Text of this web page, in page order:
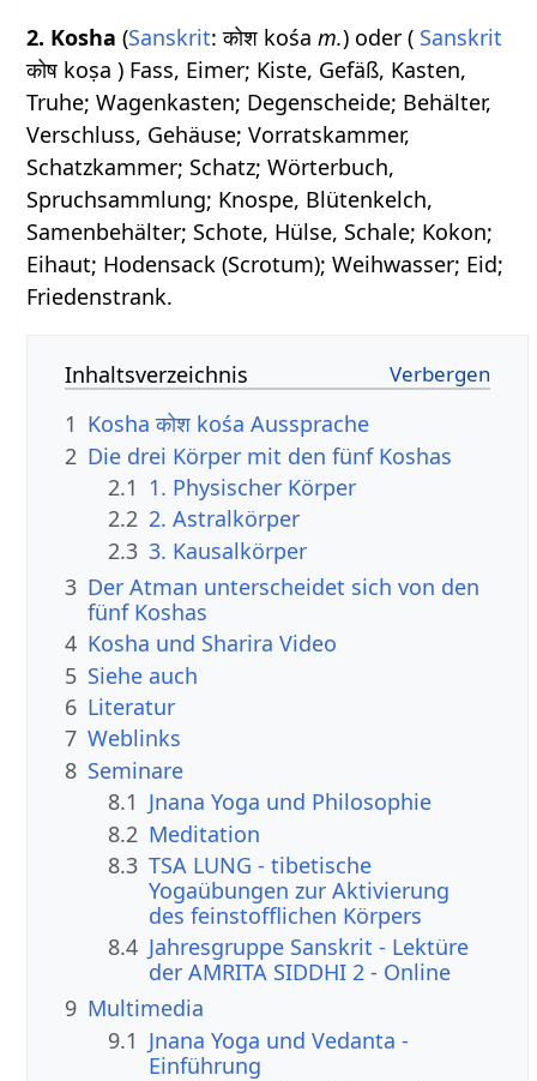
2. Kosha (Sanskrit: कोश kośam.) oder ( Sanskrit
कोष koṣa ) Fass, Eimer; Kiste, Gefäß, Kasten,
Truhe; Wagenkasten; Degenscheide; Behälter,
Verschluss, Gehäuse; Vorratskammer,
Schatzkammer; Schatz; Wörterbuch,
Spruchsammlung; Knospe, Blütenkelch,
Samenbehälter; Schote, Hülse, Schale; Kokon;
Eihaut; Hodensack (Scrotum); Weihwasser; Eid;
Friedenstrank.
Inhaltsverzeichnis
1 Kosha कोश kośa Aussprache
2 Die drei Körper mit den fünf Koshas
2.1 1. Physischer Körper
2.2 2. Astralkörper
2.3 3. Kausalkörper
3 Der Atman unterscheidet sich von den
fünf Koshas
4 Kosha und Sharira Video
5 Siehe auch
6 Literatur
7 Weblinks
8 Seminare
8.1 Jnana Yoga und Philosophie
8.2 Meditation
8.3 TSA LUNG - tibetische
Yogaübungen zur Aktivierung
des feinstofflichen Körpers
8.4 Jahresgruppe Sanskrit - Lektüre
der AMRITA SIDDHI 2 - Online
9 Multimedia
9.1 Jnana Yoga und Vedanta -
Einführung